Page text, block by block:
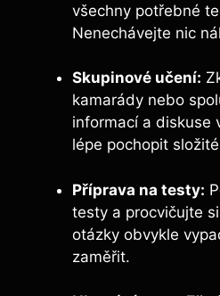
všechny potřebné
Nenechávejte nic
Skupinové učení:
kamarády nebo
informací a diskuse
lépe pochopit
Příprava na testy:
testy a procvičujte
otázky obvykle
zaměřit.